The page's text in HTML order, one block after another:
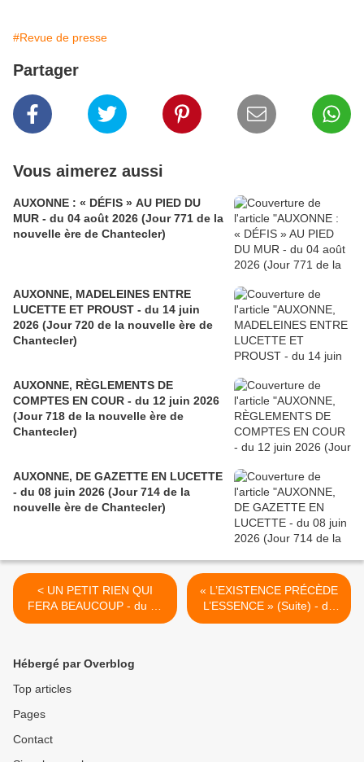
#Revue de presse
Partager
Vous aimerez aussi
AUXONNE : « DÉFIS » AU PIED DU
MUR - du 04 août 2026 (Jour 771 de la
nouvelle ère de Chantecler)
AUXONNE, MADELEINES ENTRE
LUCETTE ET PROUST - du 14 juin
2026 (Jour 720 de la nouvelle ère de
Chantecler)
AUXONNE, RÈGLEMENTS DE
COMPTES EN COUR - du 12 juin 2026
(Jour 718 de la nouvelle ère de
Chantecler)
AUXONNE, DE GAZETTE EN LUCETTE
- du 08 juin 2026 (Jour 714 de la
nouvelle ère de Chantecler)
< UN PETIT RIEN QUI
FERA BEAUCOUP - du 30
MAI 2016 (J+2721 après le
« L’EXISTENCE PRÉCÈDE
L’ESSENCE » (Suite) - du
03 JUIN 2016 (J+2725
Hébergé par Overblog
Top articles
Pages
Contact